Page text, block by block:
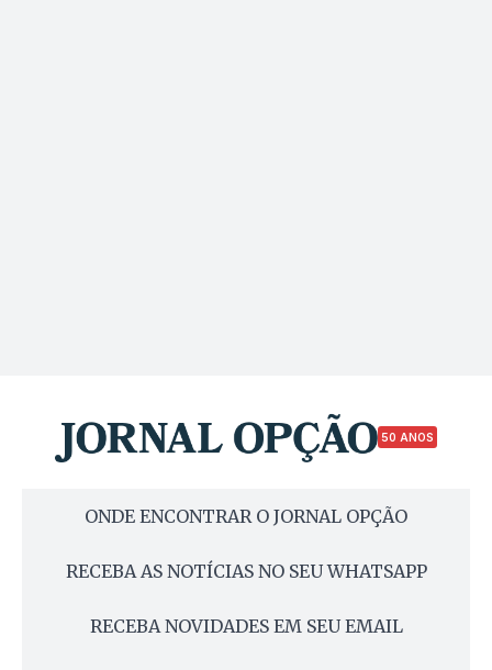
50 ANOS
ONDE ENCONTRAR O JORNAL OPÇÃO
RECEBA AS NOTÍCIAS NO SEU WHATSAPP
RECEBA NOVIDADES EM SEU EMAIL